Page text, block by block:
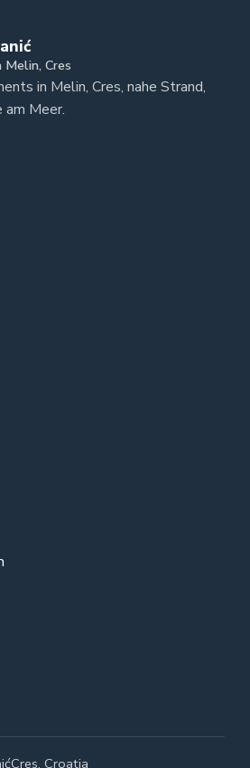
Melin, Cres
in Melin, Cres, nahe Strand,
am Meer.
Cres, Croatia